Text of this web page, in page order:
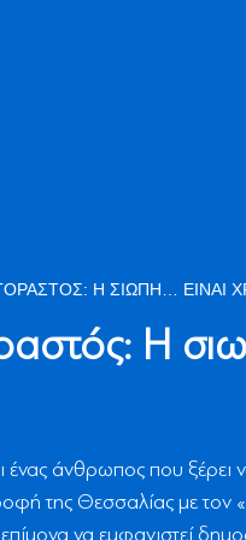
Η ΣΙΩΠΉ… ΕΙΝΑΙ
Η
άνθρωπος που ξέρει
της Θεσσαλίας με τον